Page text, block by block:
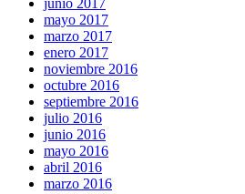
junio 2017
mayo 2017
marzo 2017
enero 2017
noviembre 2016
octubre 2016
septiembre 2016
julio 2016
junio 2016
mayo 2016
abril 2016
marzo 2016